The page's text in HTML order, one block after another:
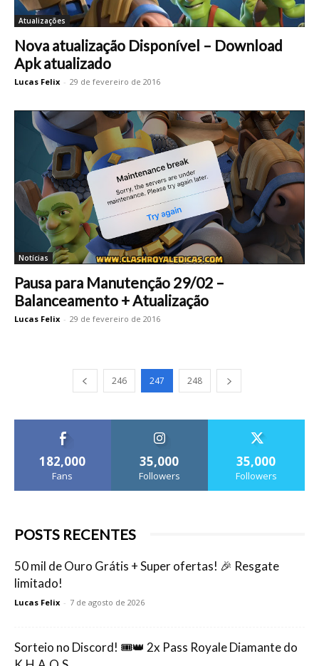
Atualizações
Nova atualização Disponível – Download
Apk atualizado
Lucas Felix - 29 de fevereiro de 2016
Notícias
Pausa para Manutenção 29/02 –
Balanceamento + Atualização
Lucas Felix - 29 de fevereiro de 2016
246 247 248
182,000
Fans
35,000
Followers
35,000
Followers
POSTS RECENTES
50 mil de Ouro Grátis + Super ofertas! 🎉 Resgate
limitado!
Lucas Felix - 7 de agosto de 2026
Sorteio no Discord! 🎟️👑 2x Pass Royale Diamante do